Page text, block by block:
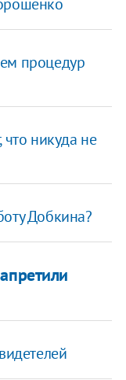
процедур
что никуда не
Добкина?